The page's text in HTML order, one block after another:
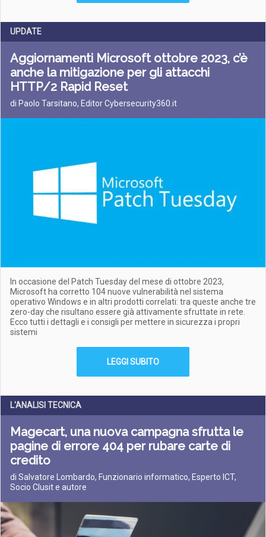
UPDATE
Aggiornamenti Microsoft ottobre 2023, c’è
anche la mitigazione per gli attacchi
HTTP/2 Rapid Reset
di Paolo Tarsitano, Editor Cybersecurity360.it
In occasione del Patch Tuesday del mese di ottobre 2023,
Microsoft ha corretto 104 nuove vulnerabilità nel sistema
operativo Windows e in altri prodotti correlati: tra queste anche tre
zero-day che risultano essere già attivamente sfruttate in rete.
Ecco tutti i dettagli e i consigli per mettere in sicurezza i propri
sistemi
LEGGI SUBITO
L'ANALISI TECNICA
Magecart, una nuova campagna sfrutta le
pagine di errore 404 per rubare carte di
credito
di Salvatore Lombardo, Funzionario informatico, Esperto ICT,
Socio Clusit e autore